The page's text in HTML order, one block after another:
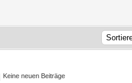
durchschnittlich
Keine neuen Beiträge